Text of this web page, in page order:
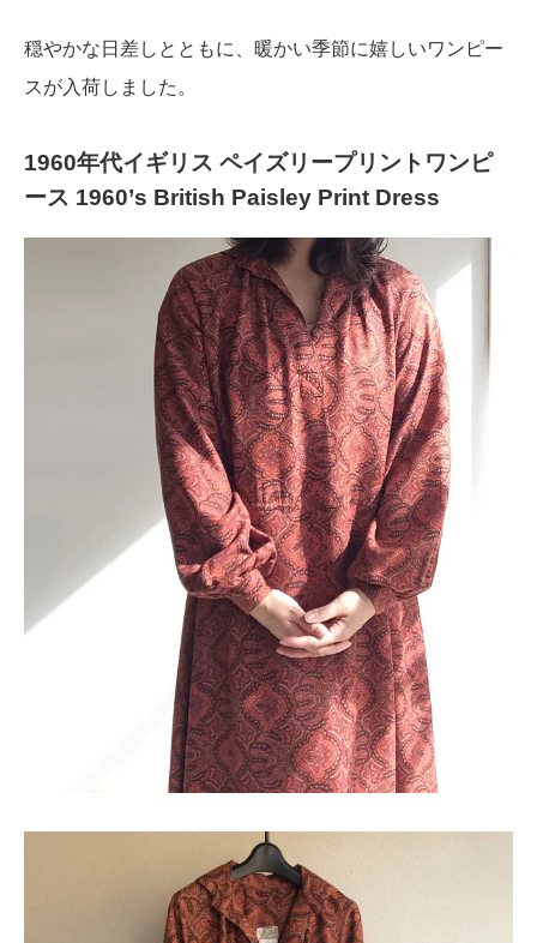
穏やかな日差しとともに、暖かい季節に嬉しいワンピー
スが入荷しました。
1960年代イギリス ペイズリープリントワンピ
ース 1960’s British Paisley Print Dress